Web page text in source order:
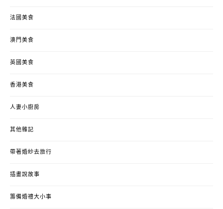
法國美食
澳門美食
英國美食
香港美食
人妻小廚房
其他雜記
帶著婚紗去旅行
插畫說故事
籌備婚禮大小事